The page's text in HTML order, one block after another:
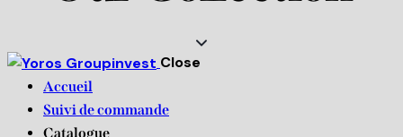
Close
Accueil
Suivi de commande
Catalogue